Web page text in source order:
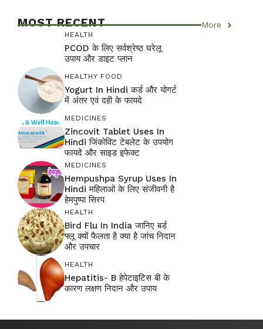
MOST RECENT More
HEALTH
PCOD के लिए सर्वश्रेष्ठ घरेलू
उपाय और डाइट प्लान
HEALTHY FOOD
Yogurt In Hindi कर्ड और योगर्ट
में अंतर एवं दही के फायदे
MEDICINES
Zincovit Tablet Uses In
Hindi जिंकोविट टेबलेट के उपयोग
फायदे और साइड इफेक्ट
MEDICINES
Hempushpa Syrup Uses In
Hindi महिलाओं के लिए संजीवनी है
हेमपुष्पा सिरप
HEALTH
Bird Flu In India जानिए बर्ड
फ्लू क्यों फैलता है क्या है जांच निदान
और उपचार
HEALTH
Hepatitis- B हेपेटाइटिस बी के
कारण लक्षण निदान और उपाय